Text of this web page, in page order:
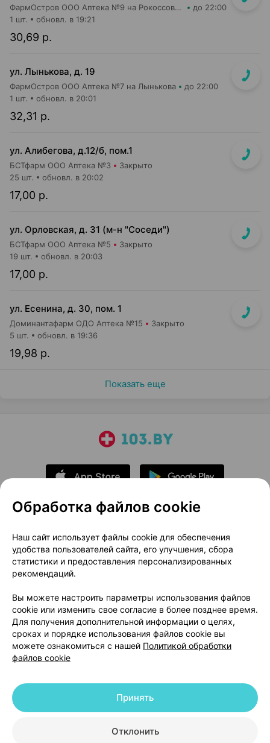
ФармОстров ООО Аптека №9 на Рокоссовского до 22:00
30,69 р.
1 шт. обновл. в 19:21
ул. Лынькова, д. 19
ФармОстров ООО Аптека №7 на Лынькова до 22:00
32,31 р.
1 шт. обновл. в 20:01
ул. Алибегова, д.12/б, пом.1
БСТфарм ООО Аптека №3 Закрыто
17,00 р.
25 шт. обновл. в 20:02
ул. Орловская, д. 31 (м-н "Соседи")
БСТфарм ООО Аптека №5 Закрыто
17,00 р.
19 шт. обновл. в 20:03
ул. Есенина, д. 30, пом. 1
Доминантафарм ОДО Аптека №15 Закрыто
19,98 р.
5 шт. обновл. в 19:36
Показать еще
О проекте
Новости проекта
Размещение рекламы
Медицинский маркетинг
Публичный договор
Доставка
Способы оплаты
Вакансии
Партнеры
Написать руководителю 103.by
Написать в поддержку
Персональные настройки Cookie
© 2026 ООО «Артокс Лаб», УНП 191700409 | 220012, Республика Беларусь,
+375 291212755
Обработка файлов cookie
Наш сайт использует файлы cookie для обеспечения
удобства пользователей сайта, его улучшения, сбора
статистики и предоставления персонализированных
рекомендаций.
Вы можете настроить параметры использования файлов
cookie или изменить свое согласие в более позднее время.
Для получения дополнительной информации о целях,
сроках и порядке использования файлов cookie вы
можете ознакомиться с нашей Политикой обработки
файлов cookie
Отклонить
Принять